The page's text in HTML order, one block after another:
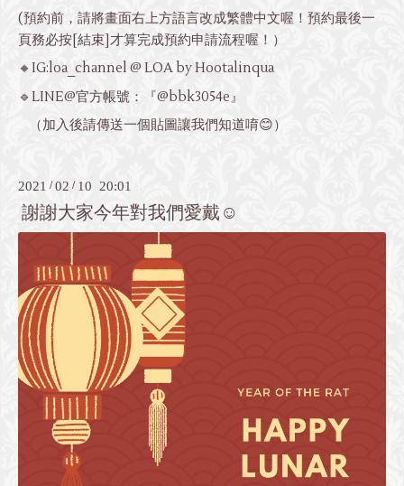
(預約前，請將畫面右上方語言改成繁體中文喔！預約最後一
頁務必按[結束]才算完成預約申請流程喔！）
🔸IG:loa_channel @ LOA by Hootalinqua
🔹LINE@官方帳號：『@bbk3054e』
（加入後請傳送一個貼圖讓我們知道唷😊）
2021 /02 / 10 20:01
謝謝大家今年對我們愛戴☺️